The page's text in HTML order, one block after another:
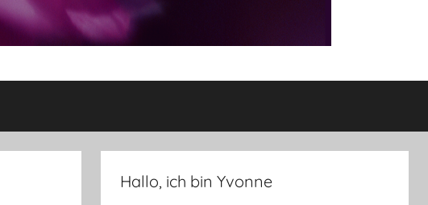
Hallo, ich bin Yvonne